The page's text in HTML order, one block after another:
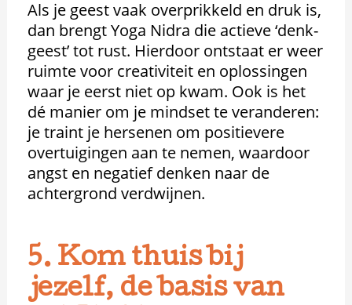
Als je geest vaak overprikkeld en druk is,
dan brengt Yoga Nidra die actieve ‘denk-
geest’ tot rust. Hierdoor ontstaat er weer
ruimte voor creativiteit en oplossingen
waar je eerst niet op kwam. Ook is het
dé manier om je mindset te veranderen:
je traint je hersenen om positievere
overtuigingen aan te nemen, waardoor
angst en negatief denken naar de
achtergrond verdwijnen.
5. Kom thuis bij
jezelf, de basis van